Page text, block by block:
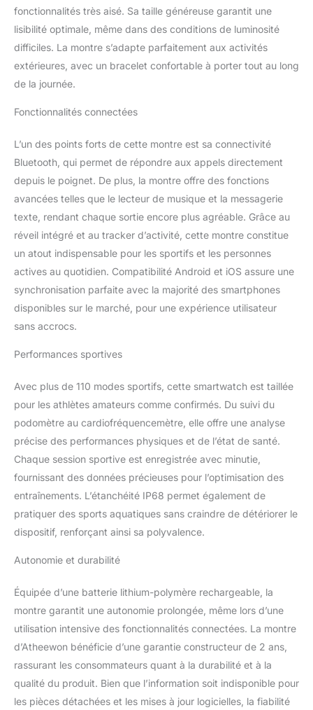
tout moment des
notifications de SMS,
Facebook, WhatsApp,
Twitter, TikTok et d'autres
smartphone pour une
utilisation encore plus
pratique. Montre militaire
ultra-résistante : Cette
est équipée d'un cadre en
alliage haute résistance et
d'un écran HD anti-rayures,
offrant une triple protection
et les rayures. Que ce soit
pour des expéditions de
cadran de montre DIY :
Montre connectée dispose
pouces avec une résolution
de 360*360 pixels et un
taux de rafraîchissement de
60 Hz, ce qui permet un
fluide. L'application GloryFit
propose également plus de
200 arrière-plans de cadrans
créer des photos DIY pour
personnaliser votre cadran
Plus de 110 modes de sport
et étanchéité IP68 : Cette
montre de fitness prend en
charge plus de 110 modes
fonctionnalités très aisé. Sa taille généreuse garantit une
lisibilité optimale, même dans des conditions de luminosité
difficiles. La montre s’adapte parfaitement aux activités
extérieures, avec un bracelet confortable à porter tout au long
de la journée.
Fonctionnalités connectées
L’un des points forts de cette montre est sa connectivité
Bluetooth, qui permet de répondre aux appels directement
depuis le poignet. De plus, la montre offre des fonctions
avancées telles que le lecteur de musique et la messagerie
texte, rendant chaque sortie encore plus agréable. Grâce au
réveil intégré et au tracker d’activité, cette montre constitue
un atout indispensable pour les sportifs et les personnes
actives au quotidien. Compatibilité Android et iOS assure une
synchronisation parfaite avec la majorité des smartphones
disponibles sur le marché, pour une expérience utilisateur
sans accrocs.
Performances sportives
Avec plus de 110 modes sportifs, cette smartwatch est taillée
pour les athlètes amateurs comme confirmés. Du suivi du
podomètre au cardiofréquencemètre, elle offre une analyse
précise des performances physiques et de l’état de santé.
Chaque session sportive est enregistrée avec minutie,
fournissant des données précieuses pour l’optimisation des
entraînements. L’étanchéité IP68 permet également de
pratiquer des sports aquatiques sans craindre de détériorer le
dispositif, renforçant ainsi sa polyvalence.
Autonomie et durabilité
Équipée d’une batterie lithium-polymère rechargeable, la
montre garantit une autonomie prolongée, même lors d’une
utilisation intensive des fonctionnalités connectées. La montre
d’Atheewon bénéficie d’une garantie constructeur de 2 ans,
rassurant les consommateurs quant à la durabilité et à la
qualité du produit. Bien que l’information soit indisponible pour
les pièces détachées et les mises à jour logicielles, la fiabilité